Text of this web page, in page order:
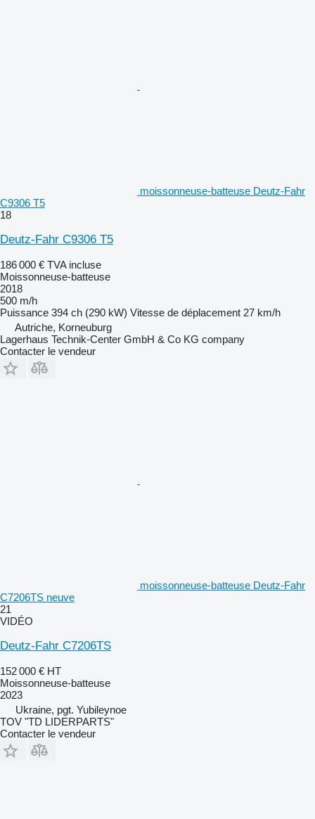
moissonneuse-batteuse Deutz-Fahr
C9306 T5
18
Deutz-Fahr C9306 T5
186 000 € TVA incluse
Moissonneuse-batteuse
2018
500 m/h
Puissance 394 ch (290 kW) Vitesse de déplacement 27 km/h
Autriche, Korneuburg
Lagerhaus Technik-Center GmbH & Co KG company
Contacter le vendeur
moissonneuse-batteuse Deutz-Fahr
C7206TS neuve
21
VIDÉO
Deutz-Fahr C7206TS
152 000 € HT
Moissonneuse-batteuse
2023
Ukraine, pgt. Yubileynoe
TOV "TD LIDERPARTS"
Contacter le vendeur